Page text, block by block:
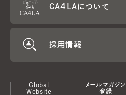
CA4LAについて
採用情報
Global
Website
メールマガジン
登録